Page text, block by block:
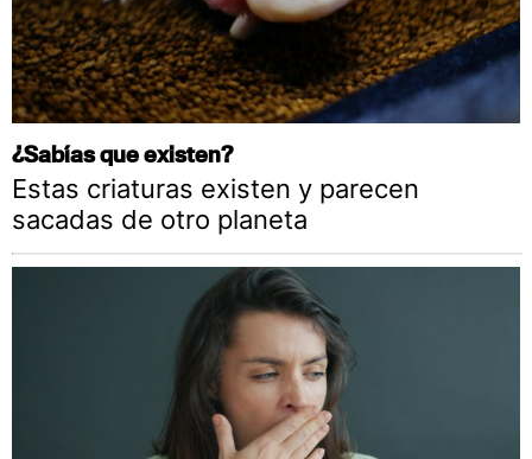
¿Sabías que existen?
Estas criaturas existen y parecen
sacadas de otro planeta